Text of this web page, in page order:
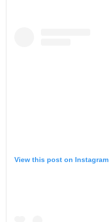
View this post on Instagram